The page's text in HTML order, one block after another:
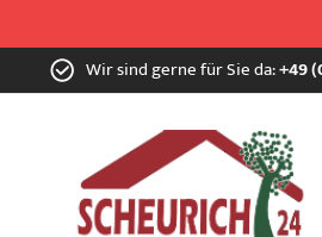
Zum
Inhalt Wir sind gerne für Sie da:+49